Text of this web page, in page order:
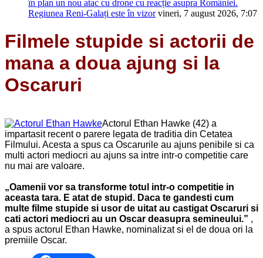
în plan un nou atac cu drone cu reacție asupra României.
Regiunea Reni-Galați este în vizor vineri, 7 august 2026, 7:07
Filmele stupide si actorii de
mana a doua ajung si la
Oscaruri
Actorul Ethan Hawke (42) a
impartasit recent o parere legata de traditia din Cetatea
Filmului. Acesta a spus ca Oscarurile au ajuns penibile si ca
multi actori mediocri au ajuns sa intre intr-o competitie care
nu mai are valoare.
„Oamenii vor sa transforme totul intr-o competitie in
aceasta tara. E atat de stupid. Daca te gandesti cum
multe filme stupide si usor de uitat au castigat Oscaruri si
cati actori mediocri au un Oscar deasupra semineului.” ,
a spus actorul
Ethan Hawke, nominalizat si el de doua ori la
premiile Oscar.